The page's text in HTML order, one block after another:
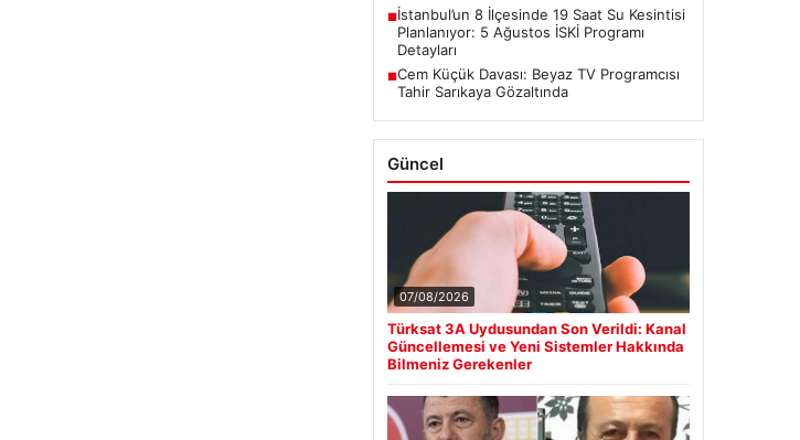
■İstanbul’un 8 İlçesinde 19 Saat Su Kesintisi
Planlanıyor: 5 Ağustos İSKİ Programı
Detayları
■Cem Küçük Davası: Beyaz TV Programcısı
Tahir Sarıkaya Gözaltında
Güncel
07/08/2026
Türksat 3A Uydusundan Son Verildi: Kanal
Güncellemesi ve Yeni Sistemler Hakkında
Bilmeniz Gerekenler